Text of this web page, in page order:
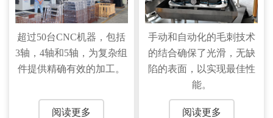
超过50台CNC机器，包括
3轴，4轴和5轴，为复杂组
件提供精确有效的加工。
阅读更多
手动和自动化的毛刺技术
的结合确保了光滑，无缺
陷的表面，以实现最佳性
能。
阅读更多